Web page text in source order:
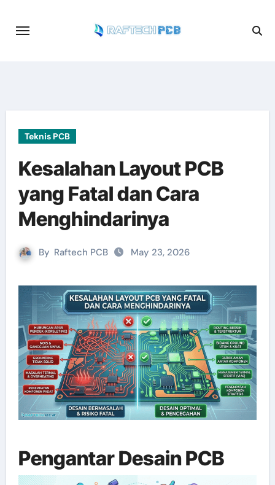
Teknis PCB
Kesalahan Layout PCB
yang Fatal dan Cara
Menghindarinya
By Raftech PCB May 23, 2026
Pengantar Desain PCB